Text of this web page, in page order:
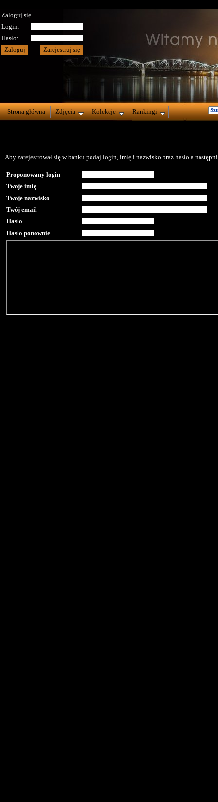
Zaloguj się
Login:
Hasło:
Strona główna Zdjęcia Kolekcje Rankingi
Aby zarejestrował się w banku podaj login, imię i nazwisko oraz hasło a
Proponowany login
Twoje imię
Twoje nazwisko
Twój email
Hasło
Hasło ponownie